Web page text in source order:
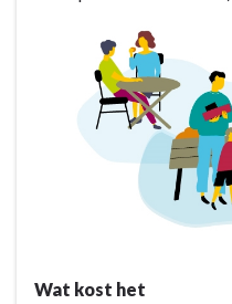
Wat kost het